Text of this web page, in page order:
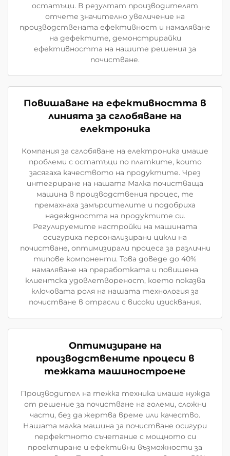
остатъци. В резултат производителят
отчете значително увеличение на
производствената ефективност и намаляване
на дефектите, демонстрирайки
ефективността на нашите решения за
почистване.
Повишаване на ефективността в
линията за сглобяване на
електроника
Компания за сглобяване на електроника имаше
проблеми с остатъци по платките, които
засягаха качеството на продуктите. Чрез
интегриране на нашата Малка почистваща
машина в производствения процес, те
премахнаха замърсителите и подобриха
надеждността на продуктите си.
Регулируемите настройки на машината
осигуриха персонализирани цикли на
почистване, оптимизирали процеса за различни
типове компоненти. Това доведе до 40%
намаляване на преработката и повишена
клиентска удовлетвореност, което показва
ключовата роля на нашата технология за
почистване в отрасли с високи изисквания.
Оптимизиране на
производствените процеси в
тежката машиностроене
Производител на тежка техника имаше нужда
от решение за почистване на големи, сложни
части, без да жертва време или качество.
Нашата малка машина за почистване осигури
перфектното съчетание с мощното си
проектиране и ефективни възможности за